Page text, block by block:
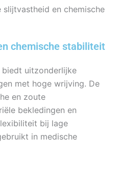
slijtvastheid en chemische
chemische stabiliteit
biedt uitzonderlijke
met hoge wrijving. De
en zoute
bekledingen en
bij lage
in medische